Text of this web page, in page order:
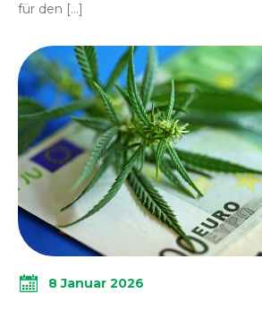
für den […]
8 Januar 2026